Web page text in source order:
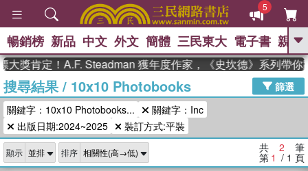
5
GO
熱搜： 東野圭吾 高希均教授回憶錄
、 The Odyssey 、 父親節 、 如果歷
史是一群喵 、 暑期推薦
獎 臺灣漫遊錄
登輝時代 、 數學女孩：黎曼猜想 、
偉大的迷走神經
暢銷榜 新品 中文 外文 簡體 三民東大 電子書 親子
獎肯定！A.F. Steadman 獲年度作家，《史坎德》系列帶你
搜尋結果/ 10x10 Photobooks
篩選
關鍵字：10x10 Photobooks...
關鍵字：Inc
出版日期:2024~2025
裝訂方式:平裝
顯示 排序 共 2 筆
第 1 / 1 頁